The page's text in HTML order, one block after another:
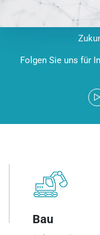
Folgen Sie uns für
Bau